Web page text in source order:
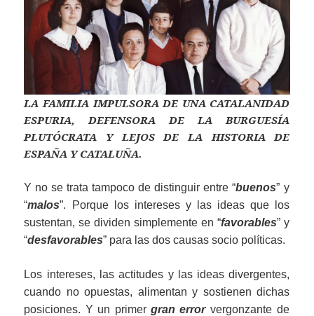
LA FAMILIA IMPULSORA DE UNA CATALANIDAD
ESPURIA, DEFENSORA DE LA BURGUESÍA
PLUTÓCRATA Y LEJOS DE LA HISTORIA DE
ESPAÑA Y CATALUÑA.
Y no se trata tampoco de distinguir entre “buenos” y
“malos”. Porque los intereses y las ideas que los
sustentan, se dividen simplemente en “favorables” y
“desfavorables” para las dos causas socio políticas.
Los intereses, las actitudes y las ideas divergentes,
cuando no opuestas, alimentan y sostienen dichas
posiciones. Y un primergran errorvergonzante de